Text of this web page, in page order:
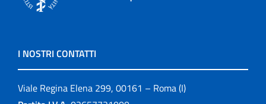
I NOSTRI CONTATTI
Viale Regina Elena 299, 00161 – Roma (I)